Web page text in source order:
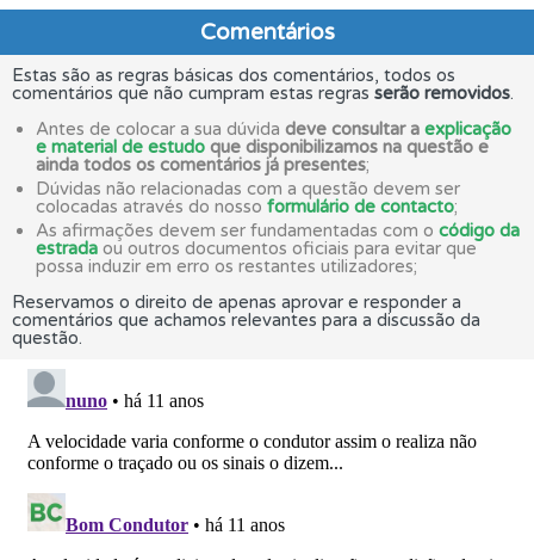
Comentários
Estas são as regras básicas dos comentários, todos os
comentários que não cumpram estas regras serão removidos.
Antes de colocar a sua dúvida deve consultar a explicação
e material de estudo que disponibilizamos na questão e
ainda todos os comentários já presentes;
Dúvidas não relacionadas com a questão devem ser
colocadas através do nosso formulário de contacto;
As afirmações devem ser fundamentadas com o código da
estrada ou outros documentos oficiais para evitar que
possa induzir em erro os restantes utilizadores;
Reservamos o direito de apenas aprovar e responder a
comentários que achamos relevantes para a discussão da
questão.